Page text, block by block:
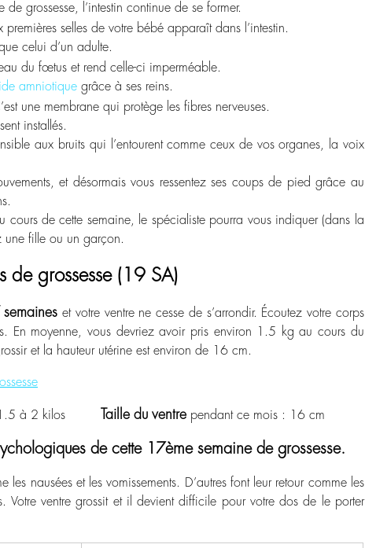
de grossesse, l’intestin continue de se former.
selles de votre bébé apparaît dans l’intestin.
celui d’un adulte.
du fœtus et rend celle-ci imperméable.
amniotique grâce à ses reins.
une membrane qui protège les fibres nerveuses.
installés.
aux bruits qui l’entourent comme ceux de vos organes, la voix
et désormais vous ressentez ses coups de pied grâce au
cours de cette semaine, le spécialiste pourra vous indiquer (dans la
une fille ou un garçon.
de grossesse (19 SA)
et votre ventre ne cesse de s’arrondir. Écoutez votre corps
En moyenne, vous devriez avoir pris environ 1.5 kg au cours du
et la hauteur utérine est environ de 16 cm.
1.5 à 2 kilos Taille du ventre pendant ce mois : 16 cm
de cette 17ème semaine de grossesse.
les nausées et les vomissements. D’autres font leur retour comme les
Votre ventre grossit et il devient difficile pour votre dos de le porter